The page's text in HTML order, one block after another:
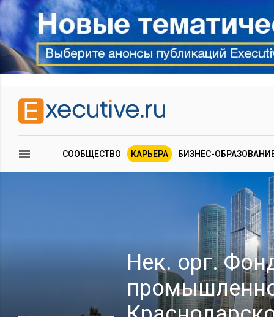
СООБЩЕСТВО КАРЬЕРА БИЗНЕС-
Нек. орг.